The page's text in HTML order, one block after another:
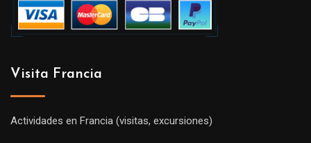
Visita Francia
Actividades en Francia (visitas, excursiones)